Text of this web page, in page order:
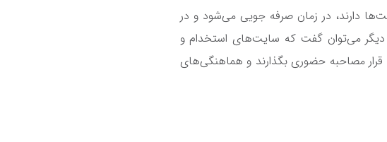
دارند، در زمان صرفه جویی می‌شود و در
می‌توان گفت که سایت‌های استخدام و
قرار مصاحبه حضوری بگذارند و هماهنگی‌های